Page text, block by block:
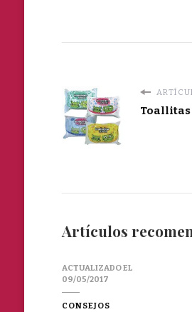
Toallitas
Artículos
ACTUALIZADO EL
09/05/2017
CONSEJOS